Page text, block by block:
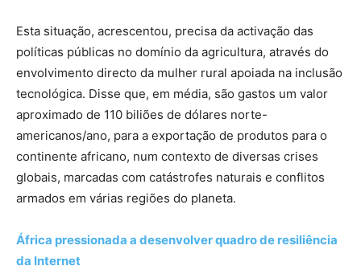
Esta situação, acrescentou, precisa da activação das
políticas públicas no domínio da agricultura, através do
envolvimento directo da mulher rural apoiada na inclusão
tecnológica. Disse que, em média, são gastos um valor
aproximado de 110 biliões de dólares norte-
americanos/ano, para a exportação de produtos para o
continente africano, num contexto de diversas crises
globais, marcadas com catástrofes naturais e conflitos
armados em várias regiões do planeta.
África pressionada a desenvolver quadro de resiliência
da Internet